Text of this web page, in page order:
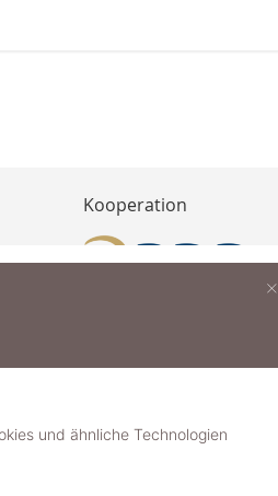
Kooperation
und ähnliche Technologien
×